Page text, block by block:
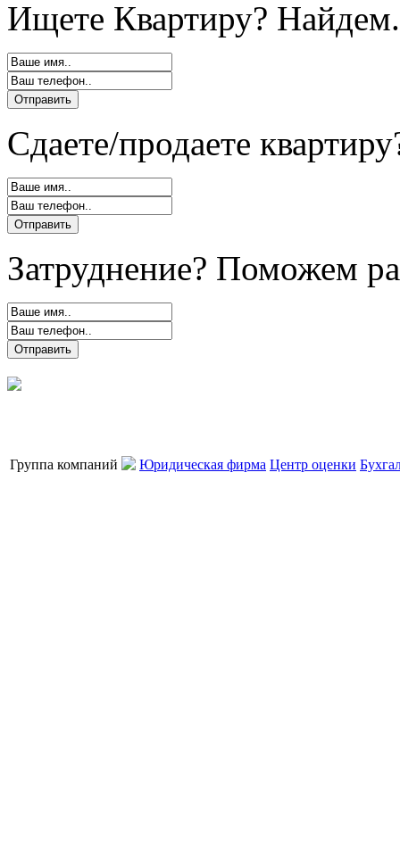
Ищете Квартиру?
Сдаете/продаете
Затруднение? Поможем
Группа компаний Юридическая фирма Центр оценки